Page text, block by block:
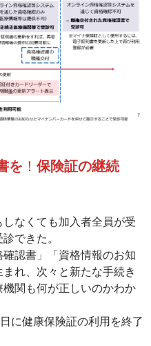
を ！ 保険証の継続
なくても加入者全員が受
できた。
認書」「資格情報のお知
れ、次々と新たな手続き
関も何が正しいのかわか
に健康保険証の利用を終了